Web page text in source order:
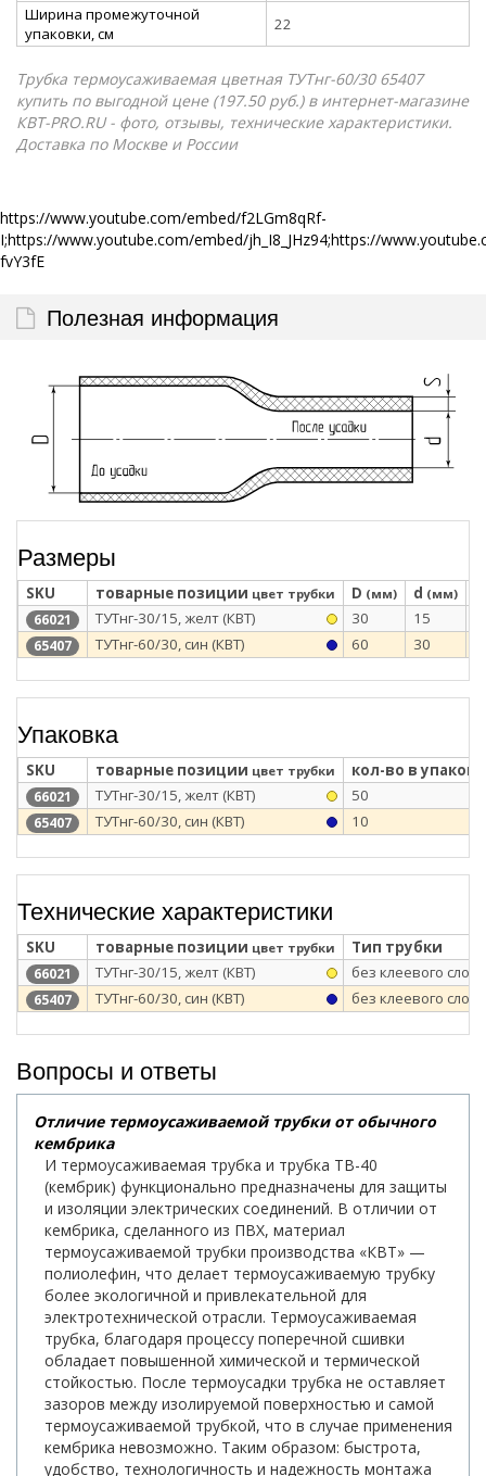
Ширина промежуточной
упаковки, см
22
Трубка термоусаживаемая цветная ТУТнг-60/30 65407
купить по выгодной цене (197.50 руб.) в интернет-магазине
КВТ-PRO.RU - фото, отзывы, технические характеристики.
Доставка по Москве и России
https://www.youtube.com/embed/f2LGm8qRf-
I;https://www.youtube.com/embed/jh_I8_JHz94;https://
fvY3fE
Полезная информация
Размеры
SKU товарные позиции цвет трубки D (мм) d (мм)
66021 ТУТнг-30/15, желт (КВТ) 30 15
65407 ТУТнг-60/30, син (КВТ) 60 30
Упаковка
SKU товарные позиции цвет трубки кол-во в
66021 ТУТнг-30/15, желт (КВТ) 50
65407 ТУТнг-60/30, син (КВТ) 10
Технические характеристики
SKU товарные позиции цвет трубки Тип трубки
66021 ТУТнг-30/15, желт (КВТ) без клеевого слоя
65407 ТУТнг-60/30, син (КВТ) без клеевого слоя
Вопросы и ответы
Отличие термоусаживаемой трубки от обычного
кембрика
И термоусаживаемая трубка и трубка ТВ-40
(кембрик) функционально предназначены для защиты
и изоляции электрических соединений. В отличии от
кембрика, сделанного из ПВХ, материал
термоусаживаемой трубки производства «КВТ» —
полиолефин, что делает термоусаживаемую трубку
более экологичной и привлекательной для
электротехнической отрасли. Термоусаживаемая
трубка, благодаря процессу поперечной сшивки
обладает повышенной химической и термической
стойкостью. После термоусадки трубка не оставляет
зазоров между изолируемой поверхностью и самой
термоусаживаемой трубкой, что в случае применения
кембрика невозможно. Таким образом: быстрота,
удобство, технологичность и надежность монтажа